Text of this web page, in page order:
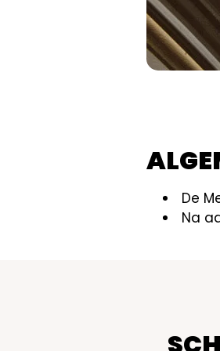
De
Na